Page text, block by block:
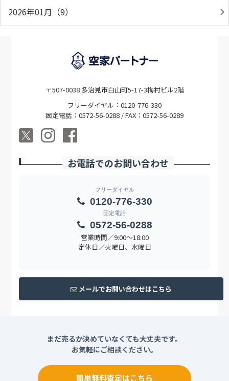
2026年01月（9）
〒507-0038 多治見市白山町5-17-3梅村ビル2階
フリーダイヤル：0120-776-330
固定電話：0572-56-0288 / FAX：0572-56-0289
お電話でのお問い合わせ
営業時間／9:00〜18:00
定休日／火曜日、水曜日
フリーダイヤル
0120-776-330
固定電話
0572-56-0288
メールでお問い合わせはこちら
まだ売るか決めていなくても大丈夫です。
お気軽にご相談ください。
簡単無料査定はこちら